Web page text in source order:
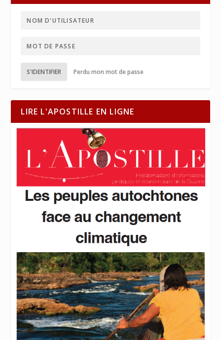
S'IDENTIFIER Perdu mon mot de passe
LIRE L'APOSTILLE EN LIGNE